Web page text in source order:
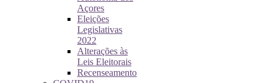
Açores
Eleições
Legislativas
2022
Alterações às
Leis Eleitorais
Recenseamento